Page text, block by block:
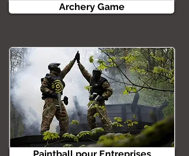
Archery Game